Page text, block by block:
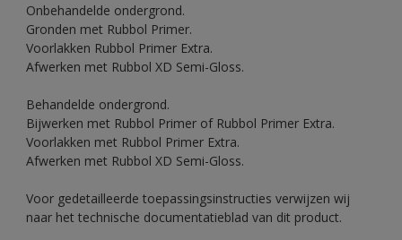
Onbehandelde ondergrond.
Gronden met Rubbol Primer.
Voorlakken Rubbol Primer Extra.
Afwerken met Rubbol XD Semi-Gloss.
Behandelde ondergrond.
Bijwerken met Rubbol Primer of Rubbol Primer Extra.
Voorlakken met Rubbol Primer Extra.
Afwerken met Rubbol XD Semi-Gloss.
Voor gedetailleerde toepassingsinstructies verwijzen wij
naar het technische documentatieblad van dit product.